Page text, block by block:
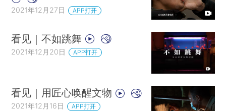
2021年10月21日，加工厂老板娘、戏班导演孟建英准备了家乡美食招待排练
2021年10月23日，作坊老板、戏班成员石远忠用视频聊天功能给老家的父亲
直播排练。受父亲的影响，他从小就爱唱戏。但外出打工后，他有十多年未
2021年12月27日 APP打开
看见｜不如跳舞
2021年12月20日 APP打开
看见｜用匠心唤醒文物
2021年12月16日 APP打开